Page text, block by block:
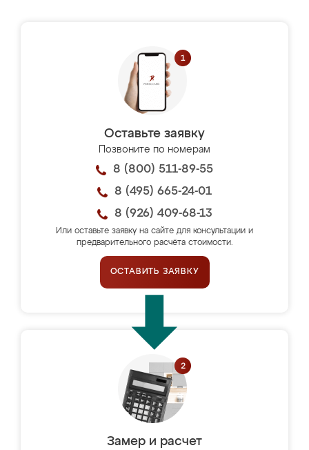
Оставьте заявку
Позвоните по номерам
8 (800) 511-89-55
8 (495) 665-24-01
8 (926) 409-68-13
Или оставьте заявку на сайте для консультации и
предварительного расчёта стоимости.
ОСТАВИТЬ ЗАЯВКУ
Замер и расчет